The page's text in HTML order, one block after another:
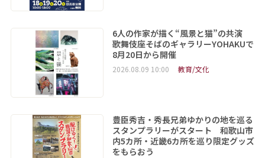
6人の作家が描く“風景と猫”の共演
歌舞伎座そばのギャラリーYOHAKUで
8月20日から開催
2026.08.09 10:00 教育/文化
豊臣秀吉・秀長兄弟ゆかりの地を巡る
スタンプラリーがスタート 和歌山市
内5カ所・近畿6カ所を巡り限定グッズ
をもらおう